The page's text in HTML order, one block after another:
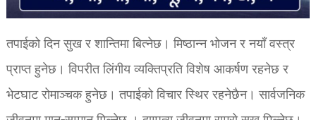
तपाईको दिन सुख र शान्तिमा बित्नेछ। मिष्ठान्न भोजन र नयाँ वस्त्र
प्राप्त हुनेछ। विपरीत लिंगीय व्यक्तिप्रति विशेष आकर्षण रहनेछ र
भेटघाट रोमाञ्चक हुनेछ। तपाईको विचार स्थिर रहनेछैन। सार्वजनिक